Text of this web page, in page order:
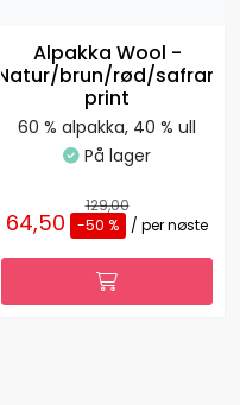
Alpakka Wool -
Natur/brun/rød/safran
print
60 % alpakka, 40 % ull
På lager
129,00
64,50 -50 % / per nøste